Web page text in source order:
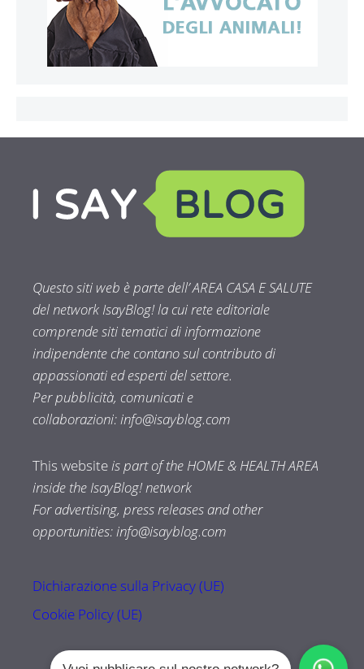
Questo siti web è parte dell’ AREA CASA E SALUTE
del network IsayBlog! la cui rete editoriale
comprende siti tematici di informazione
indipendente che contano sul contributo di
appassionati ed esperti del settore.
Per pubblicità, comunicati e
collaborazioni:info@isayblog.com
This websiteis part of the HOME & HEALTH AREA
inside the IsayBlog! network
For advertising, press releases and other
opportunities:info@isayblog.com
Dichiarazione sulla Privacy (UE)
Cookie Policy (UE)